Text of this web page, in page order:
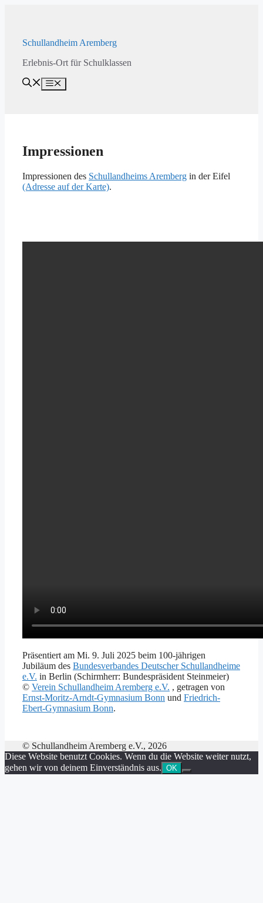
Schullandheim Aremberg
Erlebnis-Ort für Schulklassen
Menü
Impressionen
Impressionen des Schullandheims Aremberg in der Eifel
(Adresse auf der Karte).
Präsentiert am Mi. 9. Juli 2025 beim 100-jährigen
Jubiläum des Bundesverbandes Deutscher Schullandheime
e.V. in Berlin (Schirmherr: Bundespräsident Steinmeier)
© Verein Schullandheim Aremberg e.V. , getragen von
Ernst-Moritz-Arndt-Gymnasium Bonn und Friedrich-
Ebert-Gymnasium Bonn.
© Schullandheim Aremberg e.V., 2026
Diese Website benutzt Cookies. Wenn du die Website weiter nutzt,
gehen wir von deinem Einverständnis aus. OK